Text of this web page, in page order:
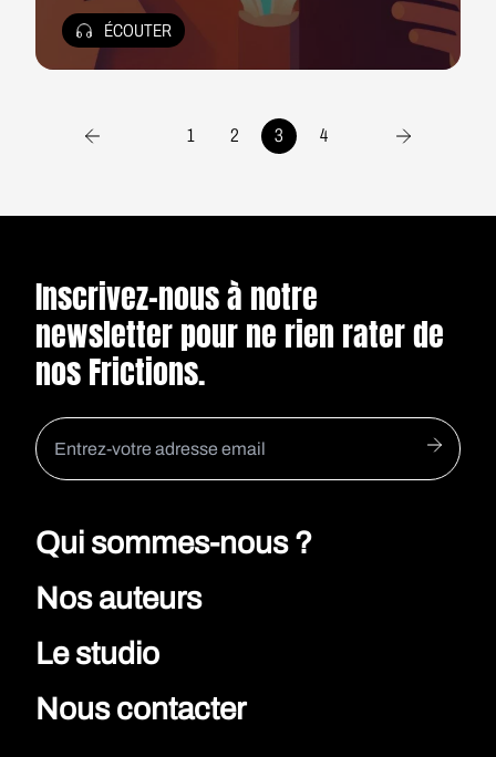
berceuse en arabe qu'il lui chantait, enfant,
a profondément influencé son imaginaire et
son écriture. Pour mieux inventer sa propre
ÉCOUTER
1 2 3 4
Inscrivez-nous à notre
newsletter pour ne rien rater de
nos Frictions.
Qui sommes-nous ?
Nos auteurs
Le studio
Nous contacter